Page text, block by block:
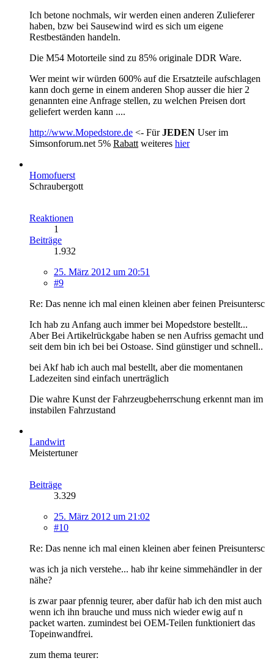
Ich betone nochmals, wir werden einen anderen Zulieferer
haben, bzw bei Sausewind wird es sich um eigene
Restbeständen handeln.
Die M54 Motorteile sind zu 85% originale DDR Ware.
Wer meint wir würden 600% auf die Ersatzteile aufschlagen
kann doch gerne in einem anderen Shop ausser die hier 2
genannten eine Anfrage stellen, zu welchen Preisen dort
geliefert werden kann ....
http://www.Mopedstore.de <- FürJEDEN User im
Simsonforum.net 5% Rabatt weiteres hier
Homofuerst
Schraubergott
Reaktionen
1
Beiträge
1.932
25. März 2012 um 20:51
#9
Re: Das nenne ich mal einen kleinen aber feinen Preisuntersc
Ich hab zu Anfang auch immer bei Mopedstore bestellt...
Aber Bei Artikelrückgabe haben se nen Aufriss gemacht und
seit dem bin ich bei bei Ostoase. Sind günstiger und schnell..
bei Akf hab ich auch mal bestellt, aber die momentanen
Ladezeiten sind einfach unerträglich
Die wahre Kunst der Fahrzeugbeherrschung erkennt man im
instabilen Fahrzustand
Landwirt
Meistertuner
Beiträge
3.329
25. März 2012 um 21:02
#10
Re: Das nenne ich mal einen kleinen aber feinen Preisuntersc
was ich ja nich verstehe... hab ihr keine simmehändler in der
nähe?
is zwar paar pfennig teurer, aber dafür hab ich den mist auch
wenn ich ihn brauche und muss nich wieder ewig auf n
packet warten. zumindest bei OEM-Teilen funktioniert das
Topeinwandfrei.
zum thema teurer: